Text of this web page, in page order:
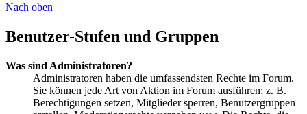
Nach oben
Benutzer-Stufen und Gruppen
Was sind Administratoren?
Administratoren haben die umfassendsten Rechte im Forum.
Sie können jede Art von Aktion im Forum ausführen; z. B.
Berechtigungen setzen, Mitglieder sperren, Benutzergruppen